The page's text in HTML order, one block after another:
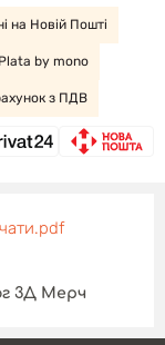
на Новій Пошті
by mono
з ПДВ
3Д Мерч